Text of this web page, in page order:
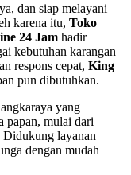
dan siap melayani
karena itu, Toko
24 Jam hadir
kebutuhan karangan
respons cepat, King
pun dibutuhkan.
yang
papan, mulai dari
Didukung layanan
dengan mudah